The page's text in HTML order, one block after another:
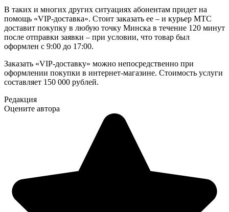
В таких и многих других ситуациях абонентам придет на
помощь «VIP-доставка». Стоит заказать ее – и курьер МТС
доставит покупку в любую точку Минска в течение 120 минут
после отправки заявки – при условии, что товар был
оформлен с 9:00 до 17:00.
Заказать «VIP-доставку» можно непосредственно при
оформлении покупки в интернет-магазине. Стоимость услуги
составляет 150 000 рублей.
Редакция
Оцените автора